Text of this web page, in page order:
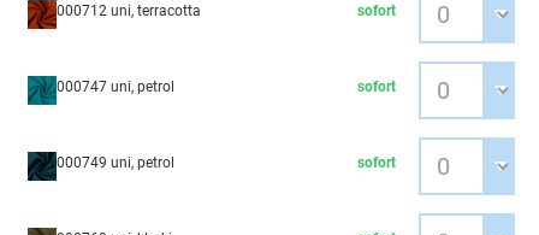
000712 uni, terracotta sofort
000747 uni, petrol sofort
000749 uni, petrol sofort